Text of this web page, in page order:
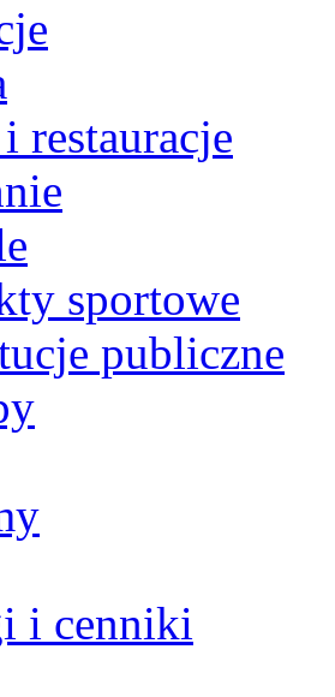
restauracje
sportowe
publiczne
i cenniki